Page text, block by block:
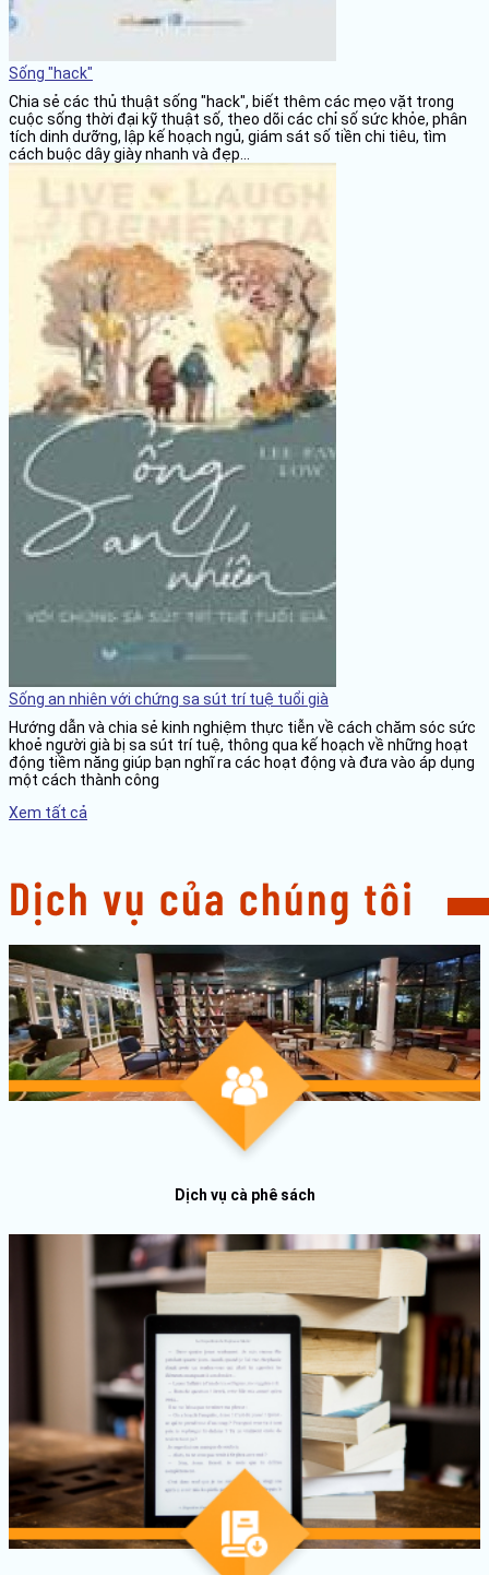
Sống "hack"
Chia sẻ các thủ thuật sống "hack", biết thêm các mẹo vặt trong
cuộc sống thời đại kỹ thuật số, theo dõi các chỉ số sức khỏe, phân
tích dinh dưỡng, lập kế hoạch ngủ, giám sát số tiền chi tiêu, tìm
cách buộc dây giày nhanh và đẹp...
Sống an nhiên với chứng sa sút trí tuệ tuổi già
Hướng dẫn và chia sẻ kinh nghiệm thực tiễn về cách chăm sóc sức
khoẻ người già bị sa sút trí tuệ, thông qua kế hoạch về những hoạt
động tiềm năng giúp bạn nghĩ ra các hoạt động và đưa vào áp dụng
một cách thành công
Xem tất cả
Dịch vụ cà phê sách